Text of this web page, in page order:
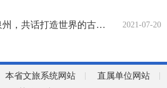
2021-07-20
文旅业界大咖齐聚泉州，共话打造世界的古城，活着的古城
本省文旅系统网站
直属单位网站